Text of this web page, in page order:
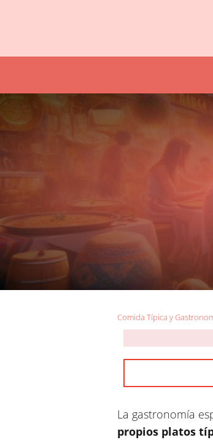
Comida Típica y
La gastronomía
propios platos